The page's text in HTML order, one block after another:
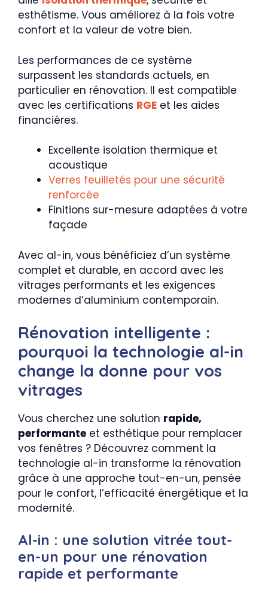
esthétisme. Vous améliorez à la fois votre
confort et la valeur de votre bien.
Les performances de ce système
surpassent les standards actuels, en
particulier en rénovation. Il est compatible
avec les certifications RGE et les aides
financières.
Excellente isolation thermique et
acoustique
Verres feuilletés pour une sécurité
renforcée
Finitions sur-mesure adaptées à votre
façade
Avec al-in, vous bénéficiez d’un système
complet et durable, en accord avec les
vitrages performants et les exigences
modernes d’aluminium contemporain.
Rénovation intelligente :
pourquoi la technologie al-in
change la donne pour vos
vitrages
Vous cherchez une solution rapide,
performante et esthétique pour remplacer
vos fenêtres ? Découvrez comment la
technologie al-in transforme la rénovation
grâce à une approche tout-en-un, pensée
pour le confort, l’efficacité énergétique et la
modernité.
Al-in : une solution vitrée tout-
en-un pour une rénovation
rapide et performante